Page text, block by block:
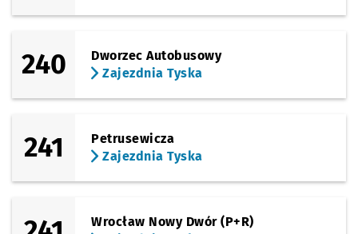
240
Dworzec Autobusowy
Zajezdnia Tyska
241
Petrusewicza
Zajezdnia Tyska
Wrocław Nowy Dwór (P+R)